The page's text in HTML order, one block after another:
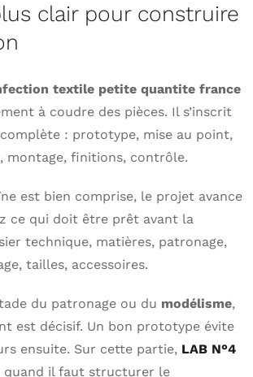
clair pour construire
textile petite quantite france
à coudre des pièces. Il s’inscrit
: prototype, mise au point,
montage, finitions, contrôle.
est bien comprise, le projet avance
ce qui doit être prêt avant la
technique, matières, patronage,
tailles, accessoires.
du patronage ou du modélisme,
est décisif. Un bon prototype évite
ensuite. Sur cette partie, LAB N°4
quand il faut structurer le